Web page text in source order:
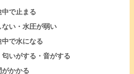
中で止まる
い・水圧が弱い
で水になる
いがする・音がする
かかる